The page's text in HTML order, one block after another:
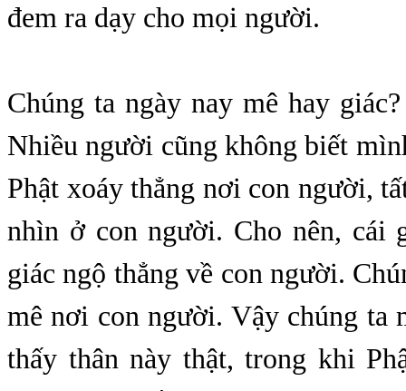
đem ra dạy cho mọi người.
Chúng ta ngày nay mê hay
Nhiều người cũng không biết
Phật xoáy thẳng nơi con người,
nhìn ở con người. Cho nên, cái
giác ngộ thẳng về con người.
mê nơi con người. Vậy chúng ta
thấy thân này thật, trong khi